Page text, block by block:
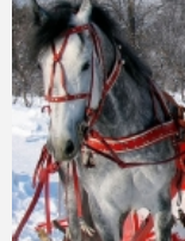
16 839 Р